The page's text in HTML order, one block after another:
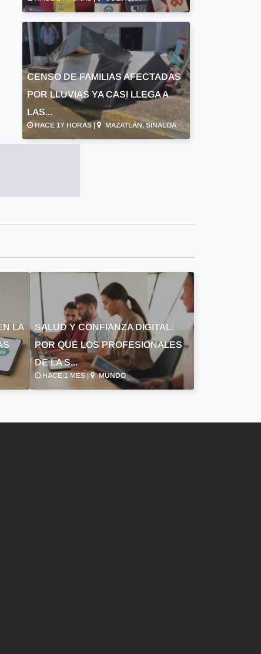
CENSO DE FAMILIAS AFECTADAS
POR LLUVIAS YA CASI LLEGA A
LAS...
HACE 17 HORAS | MAZATLÁN, SINALOA
LA
SALUD Y CONFIANZA DIGITAL:
POR QUÉ LOS PROFESIONALES
DE LA S...
HACE 1 MES | MUNDO